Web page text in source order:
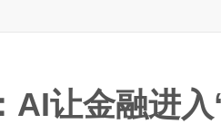
AI让金融进